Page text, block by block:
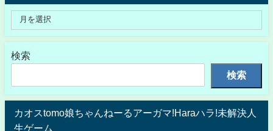
検索
検索
カオスtomo娘ちゃんねーるアーガマ!Haraハラ!未解決人
生ゲーム